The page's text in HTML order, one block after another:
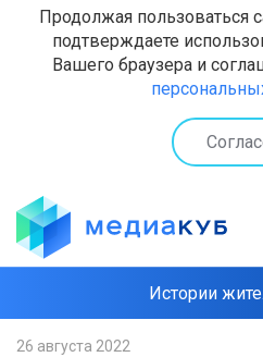
Продолжая пользоваться
подтверждаете
Вашего браузера и
Истории
26 августа 2022